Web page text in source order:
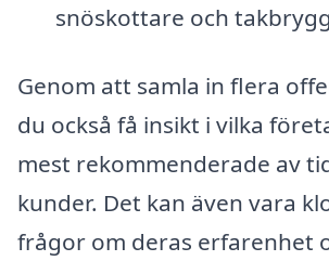
snöskottare och
Genom att samla in flera
du också få insikt i vilka
mest rekommenderade av
kunder. Det kan även vara
frågor om deras erfarenhet